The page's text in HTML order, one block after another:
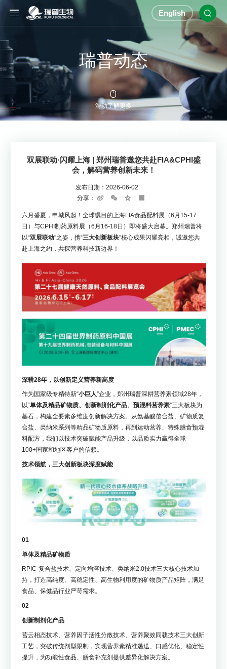
English 
瑞普动态

滑动了解更多
双展联动·闪耀上海 | 郑州瑞普邀您共赴FIA&CPHI盛
会，解码营养创新未来！
发布日期：2026-06-02
分享：
Sina
WeChatQzoneShare
六月盛夏，申城风起！全球瞩目的上海FIA食品配料展（6月15-17
日）与CPHI制药原料展（6月16-18日）即将盛大启幕。郑州瑞普将
以“双展联动”之姿，携“三大创新板块”核心成果闪耀亮相，诚邀您共
赴上海之约，共探营养科技新边界！
深耕28年，以创新定义营养新高度
作为国家级专精特新“小巨人”企业，郑州瑞普深耕营养素领域28年，
以“单体及精品矿物质、创新制剂化产品、预混料营养素”三大板块为
基石，构建全要素多维度创新解决方案。从氨基酸螯合盐、矿物质复
合盐、类纳米系列等精品矿物质原料，再到运动营养、特殊膳食预混
料配方，我们以技术突破赋能产品升级，以品质实力赢得全球
100+国家和地区客户的信赖。
技术领航，三大创新板块深度赋能
01
单体及精品矿物质
RPIC-复合盐技术、定向增溶技术、类纳米2.0技术三大核心技术加
持，打造高纯度、高稳定性、高生物利用度的矿物质产品矩阵，满足
食品、保健品行业严苛需求。
02
创新制剂化产品
营云相态技术、营养因子活性分散技术、营养聚效同载技术三大创新
工艺，突破传统剂型限制，实现营养素精准递送、口感优化、稳定性
提升，为功能性食品、膳食补充剂提供差异化解决方案。